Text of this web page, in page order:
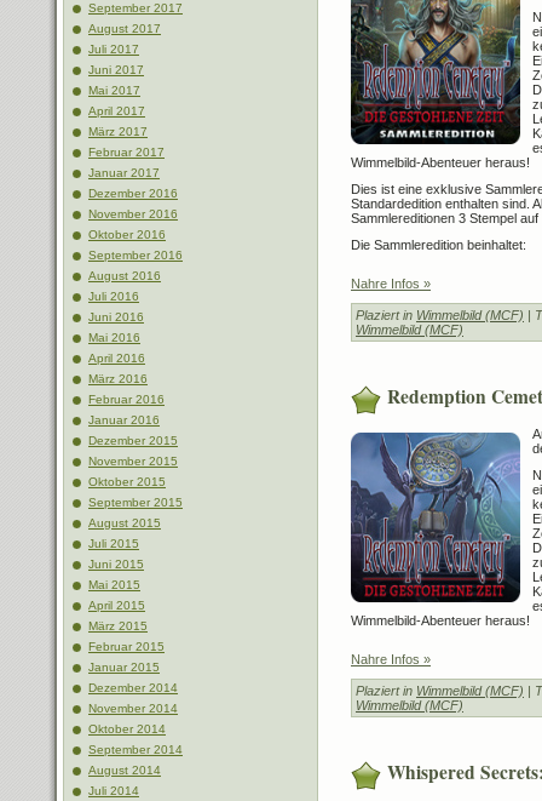
September 2017
August 2017
Juli 2017
Juni 2017
Mai 2017
April 2017
März 2017
Februar 2017
Januar 2017
Dezember 2016
November 2016
Oktober 2016
September 2016
August 2016
Juli 2016
Juni 2016
Mai 2016
April 2016
März 2016
Februar 2016
Januar 2016
Dezember 2015
November 2015
Oktober 2015
September 2015
August 2015
Juli 2015
Juni 2015
Mai 2015
April 2015
März 2015
Februar 2015
Januar 2015
Dezember 2014
November 2014
Oktober 2014
September 2014
August 2014
Juli 2014
Wimmelbild-Abenteuer heraus!
Dies ist eine exklusive
Standardedition enthalten sind.
Sammlereditionen 3 Stempel
Die Sammleredition beinhaltet:
Nahre Infos »
Plaziert in Wimmelbild (MCF) |
Wimmelbild (MCF)
Redemption
Wimmelbild-Abenteuer heraus!
Nahre Infos »
Plaziert in Wimmelbild (MCF) |
Wimmelbild (MCF)
Whispered